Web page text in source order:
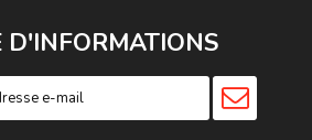
D'INFORMATIONS